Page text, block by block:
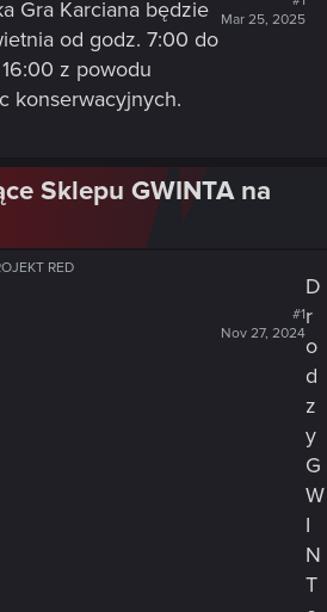
Mar 25, 2025
Gra Karciana będzie
od godz. 7:00 do
z powodu
konserwacyjnych.
Sklepu GWINTA na
RED
#1
Nov 27, 2024
D
r
o
d
z
y
G
W
I
N
T